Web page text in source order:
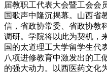
届教职工代表大会暨工会会
国歌声中隆沉揭幕。山西省
信，省政协常委、省政协教
调研。学院将以此为契机，
国的太道理工大学留学生代
八项进修教育中激发出的工
的强大动力。以西医药文化